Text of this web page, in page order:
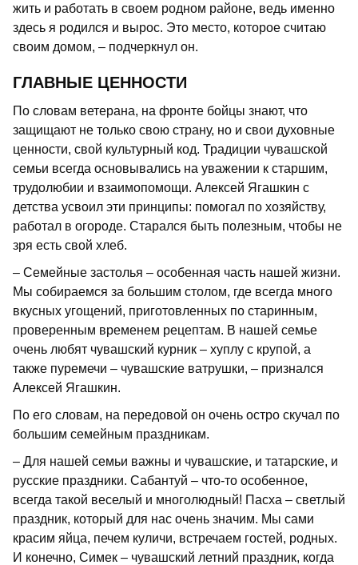
жить и работать в своем родном районе, ведь именно
здесь я родился и вырос. Это место, которое считаю
своим домом, – подчеркнул он.
ГЛАВНЫЕ ЦЕННОСТИ
По словам ветерана, на фронте бойцы знают, что
защищают не только свою страну, но и свои духовные
ценности, свой культурный код. Традиции чувашской
семьи всегда основывались на уважении к старшим,
трудолюбии и взаимопомощи. Алексей Ягашкин с
детства усвоил эти принципы: помогал по хозяйству,
работал в огороде. Старался быть полезным, чтобы не
зря есть свой хлеб.
– Семейные застолья – особенная часть нашей жизни.
Мы собираемся за большим столом, где всегда много
вкусных угощений, приготовленных по старинным,
проверенным временем рецептам. В нашей семье
очень любят чувашский курник – хуплу с крупой, а
также пуремечи – чувашские ватрушки, – признался
Алексей Ягашкин.
По его словам, на передовой он очень остро скучал по
большим семейным праздникам.
– Для нашей семьи важны и чувашские, и татарские, и
русские праздники. Сабантуй – что-то особенное,
всегда такой веселый и многолюдный! Пасха – светлый
праздник, который для нас очень значим. Мы сами
красим яйца, печем куличи, встречаем гостей, родных.
И конечно, Симек – чувашский летний праздник, когда